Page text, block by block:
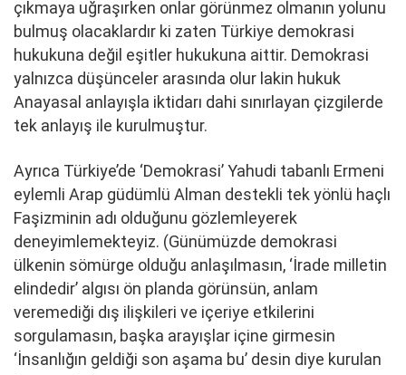
çıkmaya uğraşırken onlar görünmez olmanın yolunu
bulmuş olacaklardır ki zaten Türkiye demokrasi
hukukuna değil eşitler hukukuna aittir. Demokrasi
yalnızca düşünceler arasında olur lakin hukuk
Anayasal anlayışla iktidarı dahi sınırlayan çizgilerde
tek anlayış ile kurulmuştur.
Ayrıca Türkiye’de ‘Demokrasi’ Yahudi tabanlı Ermeni
eylemli Arap güdümlü Alman destekli tek yönlü haçlı
Faşizminin adı olduğunu gözlemleyerek
deneyimlemekteyiz. (Günümüzde demokrasi
ülkenin sömürge olduğu anlaşılmasın, ‘İrade milletin
elindedir’ algısı ön planda görünsün, anlam
veremediği dış ilişkileri ve içeriye etkilerini
sorgulamasın, başka arayışlar içine girmesin
‘İnsanlığın geldiği son aşama bu’ desin diye kurulan